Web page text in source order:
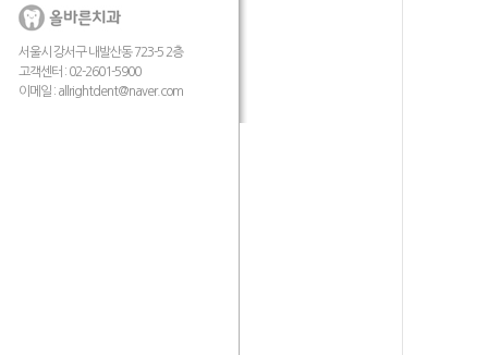
서울시 강서구 내발산동 723-5 2층
고객센터 : 02-2601-5900
이메일 : allrightdent@naver.com